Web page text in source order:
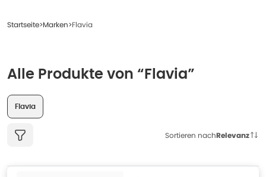
Startseite Marken Flavia
Alle Produkte von “Flavia”
Flavia
Sortieren nachRelevanz